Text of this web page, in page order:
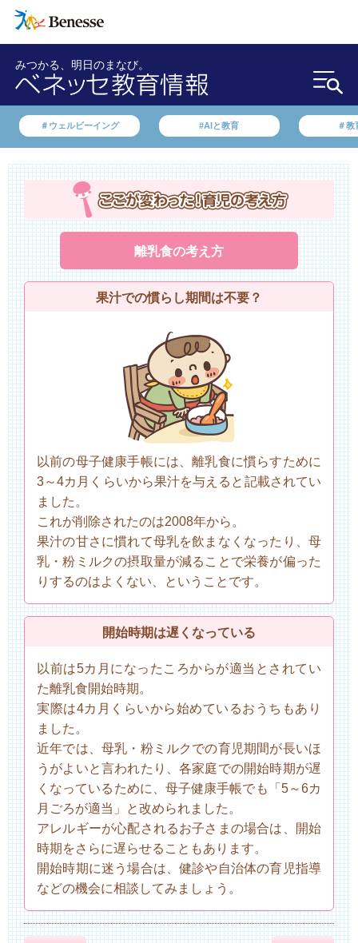
みつかる、明日のまなび。
＃ウェルビーイング #AIと教育 ＃教
離乳食の考え方
果汁での慣らし期間は不要？
以前の母子健康手帳には、離乳食に慣らすために
3～4カ月くらいから果汁を与えると記載されてい
ました。
これが削除されたのは2008年から。
果汁の甘さに慣れて母乳を飲まなくなったり、母
乳・粉ミルクの摂取量が減ることで栄養が偏った
りするのはよくない、ということです。
開始時期は遅くなっている
以前は5カ月になったころからが適当とされてい
た離乳食開始時期。
実際は4カ月くらいから始めているおうちもあり
ました。
近年では、母乳・粉ミルクでの育児期間が長いほ
うがよいと言われたり、各家庭での開始時期が遅
くなっているために、母子健康手帳でも「5～6カ
月ごろが適当」と改められました。
アレルギーが心配されるお子さまの場合は、開始
時期をさらに遅らせることもあります。
開始時期に迷う場合は、健診や自治体の育児指導
などの機会に相談してみましょう。